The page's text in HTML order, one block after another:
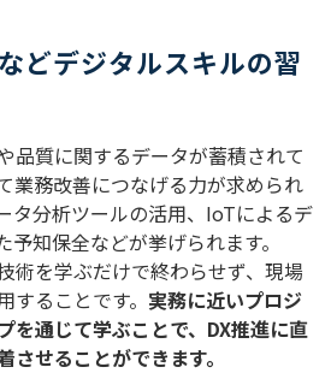
どデジタルスキルの習
品質に関するデータが蓄積されて
業務改善につなげる力が求められ
タ分析ツールの活用、 IoTによるデ
予知保全などが挙げられます。
術を学ぶだけで終わらせず、現場
ることです。 実務に近いプロジ
を通じて学ぶことで、 DX推進に直
せることができます。